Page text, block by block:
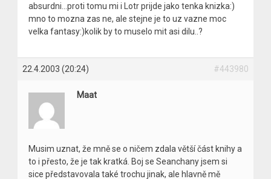
absurdni…proti tomu mi i Lotr prijde jako tenka knizka:)
mno to mozna zas ne, ale stejne je to uz vazne moc
velka fantasy:)kolik by to muselo mit asi dilu..?
22.4.2003 (20:24) #443980
Maat
Musim uznat, že mně se o ničem zdala větší část knihy a
to i přesto, že je tak kratká. Boj se Seanchany jsem si
sice představovala také trochu jinak, ale hlavně mě